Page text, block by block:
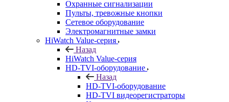
Охранные сигнализации
Пульты, тревожные кнопки
Сетевое оборудование
Электромагнитные замки
HiWatch Value-серия
Назад
HiWatch Value-серия
HD-TVI-оборудование
Назад
HD-TVI-оборудование
HD-TVI видеорегистраторы